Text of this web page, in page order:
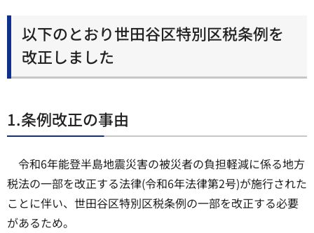
以下のとおり世田谷区特別区税条例を
改正しました
1.条例改正の事由
令和6年能登半島地震災害の被災者の負担軽減に係る地方
税法の一部を改正する法律(令和6年法律第2号)が施行された
ことに伴い、世田谷区特別区税条例の一部を改正する必要
があるため。